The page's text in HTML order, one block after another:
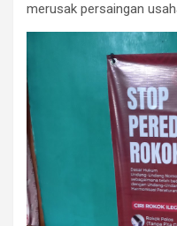
merusak persaingan